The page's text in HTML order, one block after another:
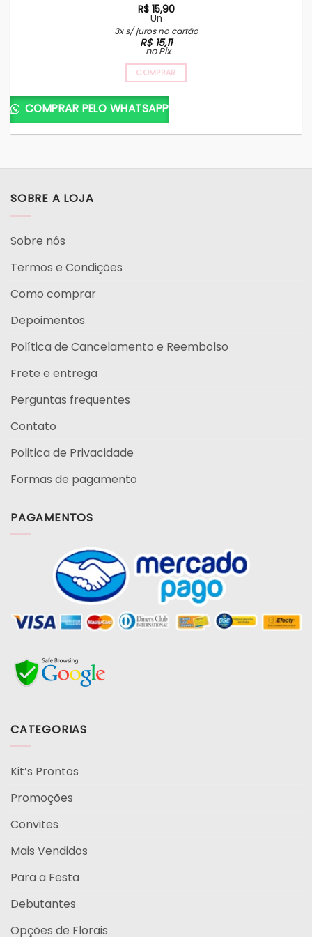
R$15,90
Un
3x s/ juros no cartão
R$15,11
no Pix
COMPRAR
COMPRAR PELO WHATSAPP
SOBRE A LOJA
Sobre nós
Termos e Condições
Como comprar
Depoimentos
Política de Cancelamento e Reembolso
Frete e entrega
Perguntas frequentes
Contato
Politica de Privacidade
Formas de pagamento
PAGAMENTOS
CATEGORIAS
Kit’s Prontos
Promoções
Convites
Mais Vendidos
Para a Festa
Debutantes
Opções de Florais